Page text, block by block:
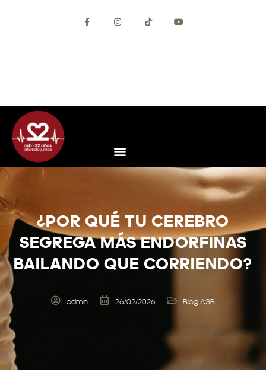
¿POR QUÉ TU CEREBRO
SEGREGA MÁS ENDORFINAS
BAILANDO QUE CORRIENDO?
admin 26/02/2026 Blog ASB